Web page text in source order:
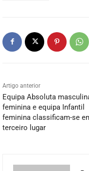
Artigo anterior
Equipa Absoluta
feminina e equipa Infantil
feminina classificam-se
terceiro lugar